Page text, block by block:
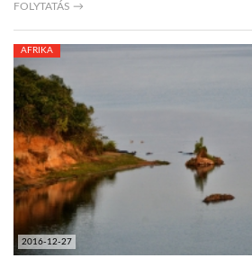
FOLYTATÁS →
2016-12-27
AFRIKA